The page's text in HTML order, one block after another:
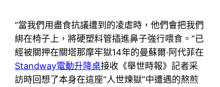
“當我們用盡食抗議遭到的凌虐時，他們會把我們
綁在椅子上，將硬塑料管插進鼻子強行喂食。”已
經被關押在關塔那摩牢獄14年的曼蘇爾·阿代菲在
Standway電動升降桌接收《舉世時報》記者采
訪時回想了本身在這座“人世煉獄”中遭遇的熬煎